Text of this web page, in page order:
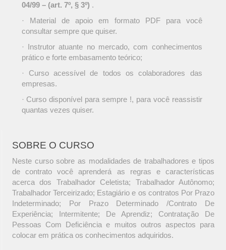
04/99 – (art. 7º, § 3º) .
· Material de apoio em formato PDF para você
consultar sempre que quiser.
· Instrutor atuante no mercado, com conhecimentos
prático e forte embasamento teórico;
· Curso acessível de todos os colaboradores das
empresas.
· Curso disponível para sempre !, para você reassistir
quantas vezes quiser.
SOBRE O CURSO
Neste curso sobre as modalidades de trabalhadores e tipos
de contrato você aprenderá as regras e características
acerca dos Trabalhador Celetista; Trabalhador Autônomo;
Trabalhador Terceirizado; Estagiário e os contratos Por Prazo
Indeterminado; Por Prazo Determinado /Contrato De
Experiência; Intermitente; De Aprendiz; Contratação De
Pessoas Com Deficiência e muitos outros aspectos para
colocar em prática os conhecimentos adquiridos.